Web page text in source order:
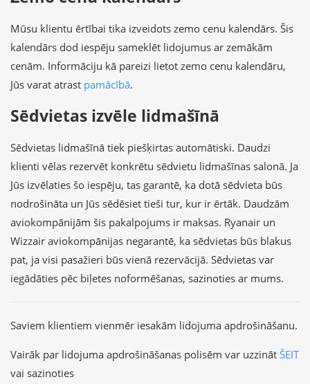
Mūsu klientu ērtībai tika izveidots zemo cenu kalendārs. Šis
kalendārs dod iespēju sameklēt lidojumus ar zemākām
cenām. Informāciju kā pareizi lietot zemo cenu kalendāru,
Jūs varat atrast pamācībā.
Sēdvietas izvēle lidmašīnā
Sēdvietas lidmašīnā tiek piešķirtas automātiski. Daudzi
klienti vēlas rezervēt konkrētu sēdvietu lidmašīnas salonā. Ja
Jūs izvēlaties šo iespēju, tas garantē, ka dotā sēdvieta būs
nodrošināta un Jūs sēdēsiet tieši tur, kur ir ērtāk. Daudzām
aviokompānijām šis pakalpojums ir maksas. Ryanair un
Wizzair aviokompānijas negarantē, ka sēdvietas būs blakus
pat, ja visi pasažieri būs vienā rezervācijā. Sēdvietas var
iegādāties pēc biļetes noformēšanas, sazinoties ar mums.
Saviem klientiem vienmēr iesakām lidojuma apdrošināšanu.
Vairāk par lidojuma apdrošināšanas polisēm var uzzināt ŠEIT
vai sazinoties